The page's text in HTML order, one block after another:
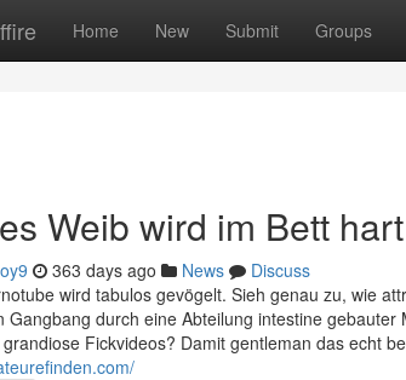
Home New Submit Groups
Weib wird im Bett
363 days ago News
Discuss
wird tabulos gevögelt. Sieh genau zu, wie
Gangbang durch eine Abteilung intestine
Fickvideos? Damit gentleman das echt